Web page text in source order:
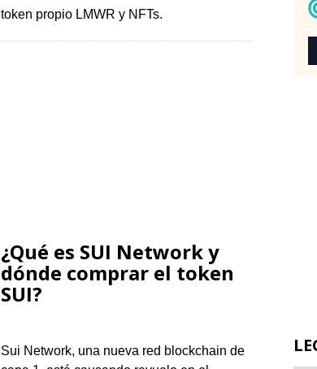
token propio LMWR y NFTs.
¿Qué es SUI Network y
dónde comprar el token
SUI?
Sui Network, una nueva red blockchain de